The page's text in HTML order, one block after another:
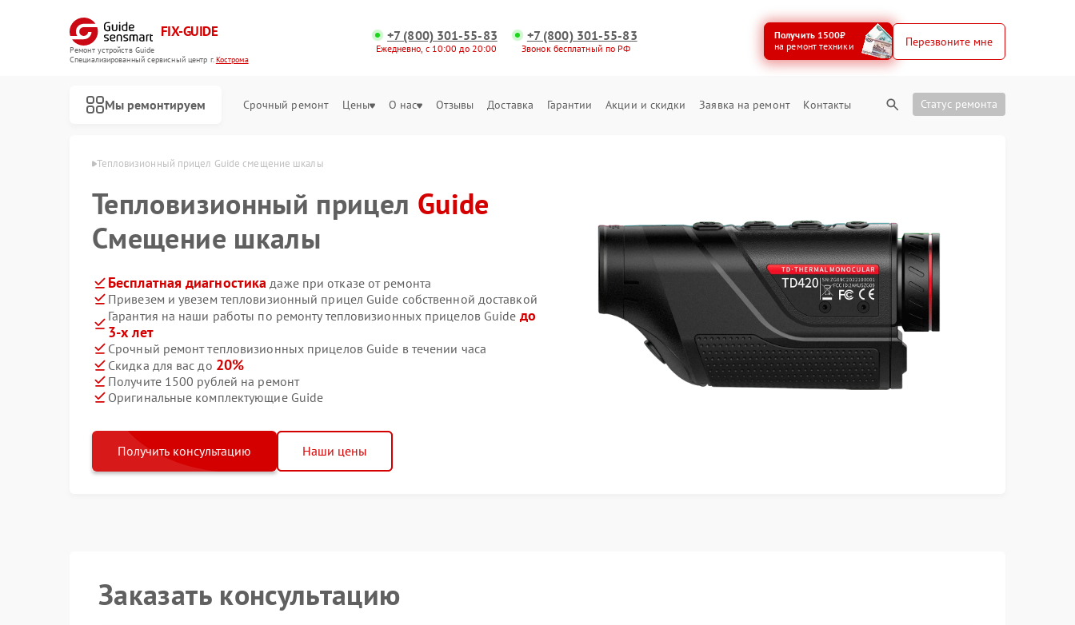
FIX-GUIDE
Ремонт устройств Guide
Специализированный cервисный центр г.Кострома
+7 (800) 301-55-83
Ежедневно, с 10:00 до 20:00
+7 (800) 301-55-83
Звонок бесплатный по РФ
Получить 1500₽
на ремонт техники
Перезвоните мне
Мы ремонтируем Срочный ремонт Цены О нас Отзывы Доставка Гарантии Акции и скидки Заявка на ремонт Контакты Статус ремонта
Guide в Костроме Тепловизионный прицел Guide смещение шкалы
Тепловизионный прицел Guide
Смещение шкалы
Бесплатная диагностика даже при отказе от ремонта
Привезем и увезем тепловизионный прицел Guide собственной доставкой
Гарантия на наши работы по ремонту тепловизионных прицелов Guide до
3-х лет
Срочный ремонт тепловизионных прицелов Guide в течении часа
Скидка для вас до 20%
Получите 1500 рублей на ремонт
Оригинальные комплектующие Guide
Получить консультацию Наши цены
Заказать консультацию